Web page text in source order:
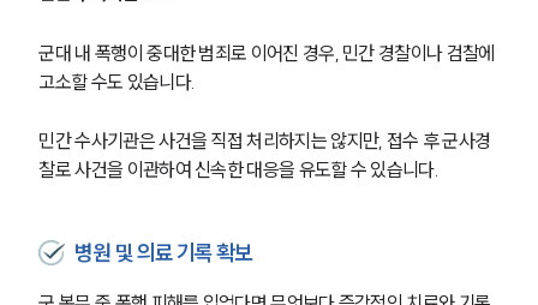
군대 내 폭행이 중대한 범죄로 이어진 경우, 민간 경찰이나 검찰에
고소할 수도 있습니다.
민간 수사기관은 사건을 직접 처리하지는 않지만, 접수 후 군사경
찰로 사건을 이관하여 신속한 대응을 유도할 수 있습니다.
병원 및 의료 기록 확보